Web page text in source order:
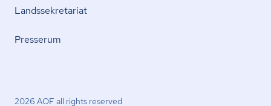
Lands­se­kre­ta­ri­at
Presserum
2026 AOF all rights reserved